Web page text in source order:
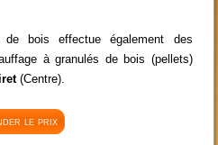
bois effectue également des
à granulés de bois (pellets)
(Centre).
le prix